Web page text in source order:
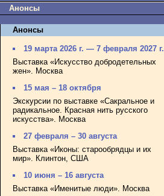
Анонсы
Анонсы
19 марта 2026 г. — 7 февраля 2027 г.
Выставка «Искусство добродетельных
жен». Москва
15 мая – 18 октября
Экскурсии по выставке «Сакральное и
радикальное. Красная нить русского
искусства». Москва
27 февраля – 30 августа
Выставка «Иконы: старообрядцы и их
мир». Клинтон, США
10 июня – 16 августа
Выставка «Именитые люди». Москва